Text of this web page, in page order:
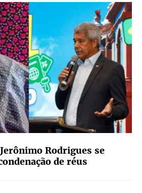
Rodrigues se
de réus